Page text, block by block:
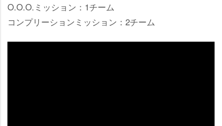
O.O.O.ミッション：1チーム
コンプリーションミッション：2チーム